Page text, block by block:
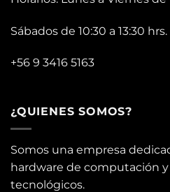
Sábados de 10:30 a 13:30 hrs.
+56 9 3416 5163
¿QUIENES SOMOS?
Somos una empresa
hardware de computación
tecnológicos.